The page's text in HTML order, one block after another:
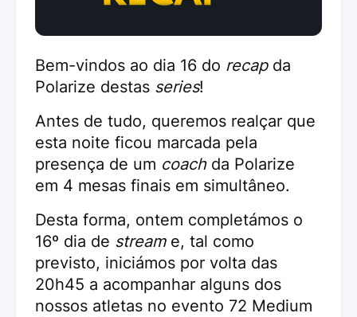
Bem-vindos ao dia 16 do recapda
Polarize destas series!
Antes de tudo, queremos realçar que
esta noite ficou marcada pela
presença de um coachda Polarize
em 4 mesas finais em simultâneo.
Desta forma, ontem completámos o
16º dia de streame, tal como
previsto, iniciámos por volta das
20h45 a acompanhar alguns dos
nossos atletas no evento 72 Medium